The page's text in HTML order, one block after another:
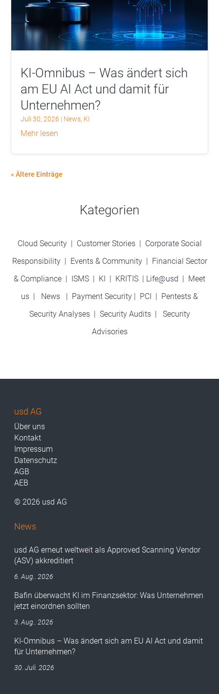
KI-Omnibus – Was ändert sich
am EU AI Act und damit für
Unternehmen?
Juli 30, 2026 | News, KI
mehr lesen
« Ältere Einträge
Kategorien
Cloud Security | Customer Stories| Corporate Social
Responsibility| Events & Community | Financial Sector
& Compliance | ISMS | KI | KRITIS | Life@usd | Meet
us | News | Payment Security | PCI | Pentests &
Security Analyses | Security Audits| Security
Advisories
usd AG
Über uns
Kontakt
Impressum
Datenschutz
AGB
AEB
© 2026 usd AG
News
usd AG erneut weltweit als Approved Scanning Vendor
(ASV) akkreditiert
6. Aug.. 2026
Bafin überwacht KI im Finanzsektor: Was Unternehmen
jetzt einordnen sollten
3. Aug.. 2026
KI-Omnibus – Was ändert sich am EU AI Act und damit
für Unternehmen?
30. Juli. 2026